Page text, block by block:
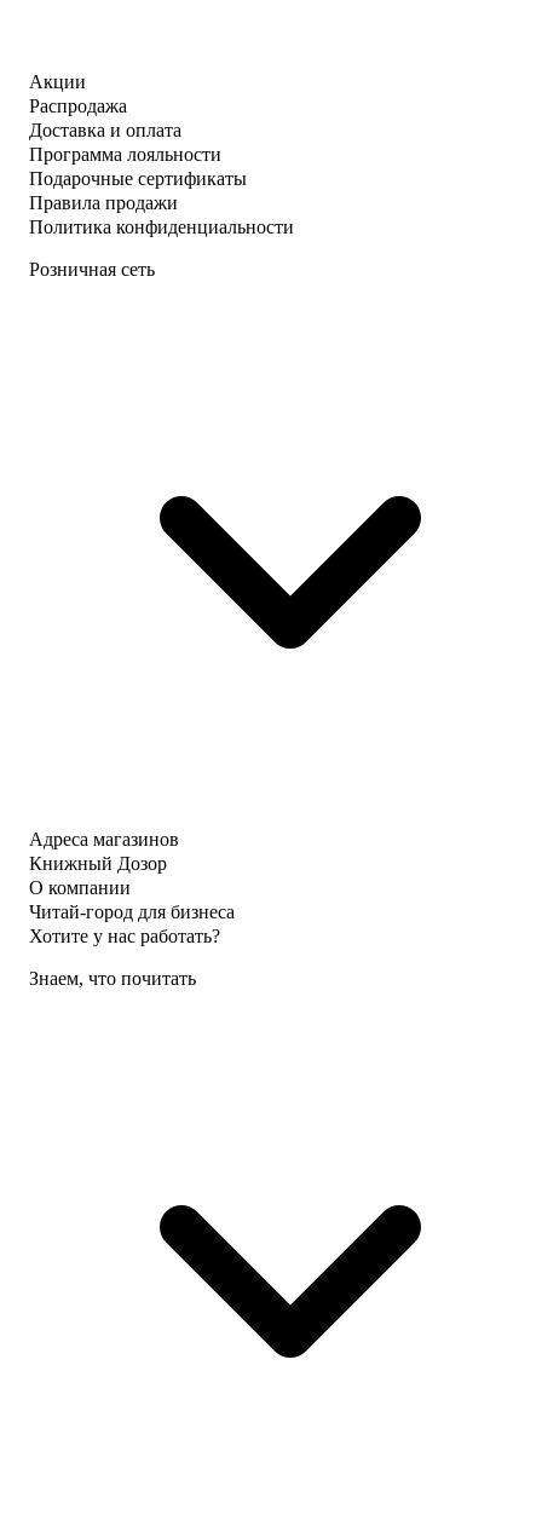
Акции
Распродажа
Доставка и оплата
Программа лояльности
Подарочные сертификаты
Правила продажи
Политика конфиденциальности
Розничная сеть
Адреса магазинов
Книжный Дозор
О компании
Читай-город для бизнеса
Хотите у нас работать?
Знаем, что почитать